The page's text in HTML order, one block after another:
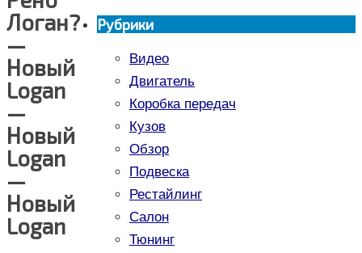
Логан?
—
Новый
Logan
—
Новый
Logan
—
Новый
Logan
Рубрики
Видео
Двигатель
Коробка передач
Кузов
Обзор
Подвеска
Рестайлинг
Салон
Тюнинг